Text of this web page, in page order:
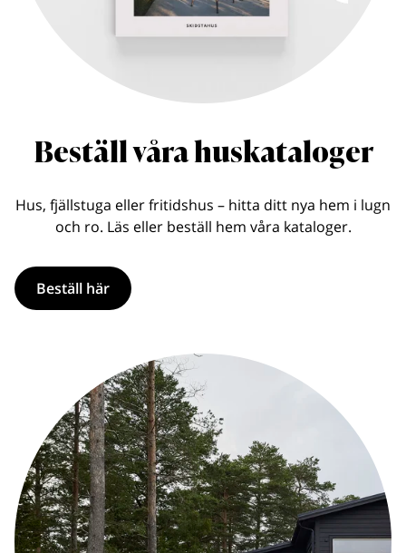
Beställ våra huskataloger
Hus, fjällstuga eller fritidshus – hitta ditt nya hem i lugn
och ro. Läs eller beställ hem våra kataloger.
Beställ här